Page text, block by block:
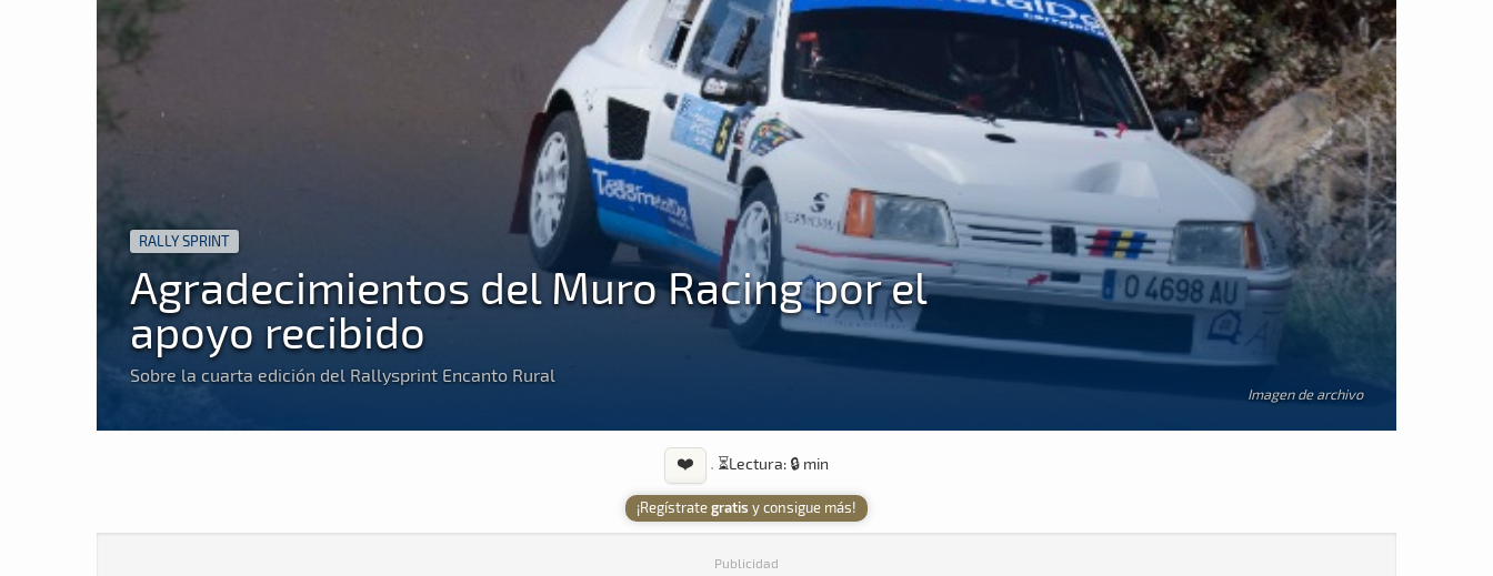
RALLY SPRINT
Agradecimientos del Muro Racing por el
apoyo recibido
Sobre la cuarta edición del Rallysprint Encanto Rural
Imagen de archivo
❤️ · ⏳Lectura: 🔒 min
¡Regístrategratis y consigue más!
Publicidad